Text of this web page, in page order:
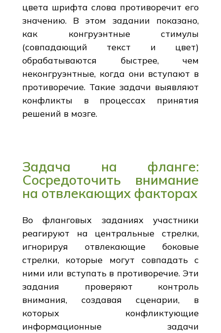
цвета шрифта слова противоречит его
значению. В этом задании показано,
как конгруэнтные стимулы
(совпадающий текст и цвет)
обрабатываются быстрее, чем
неконгруэнтные, когда они вступают в
противоречие. Такие задачи выявляют
конфликты в процессах принятия
решений в мозге.
Задача на фланге:
Сосредоточить внимание
на отвлекающих факторах
Во фланговых заданиях участники
реагируют на центральные стрелки,
игнорируя отвлекающие боковые
стрелки, которые могут совпадать с
ними или вступать в противоречие. Эти
задания проверяют контроль
внимания, создавая сценарии, в
которых конфликтующие
информационные задачи